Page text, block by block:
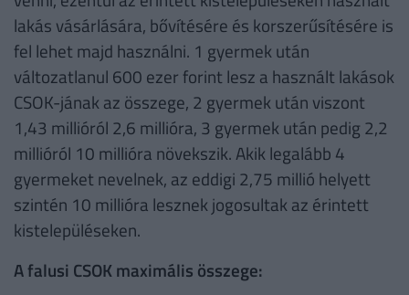
lakás vásárlására, bővítésére és korszerűsítésére is
fel lehet majd használni. 1 gyermek után
változatlanul 600 ezer forint lesz a használt lakások
CSOK-jának az összege, 2 gyermek után viszont
1,43 millióról 2,6 millióra, 3 gyermek után pedig 2,2
millióról 10 millióra növekszik. Akik legalább 4
gyermeket nevelnek, az eddigi 2,75 millió helyett
szintén 10 millióra lesznek jogosultak az érintett
kistelepüléseken.
A falusi CSOK maximális összege: